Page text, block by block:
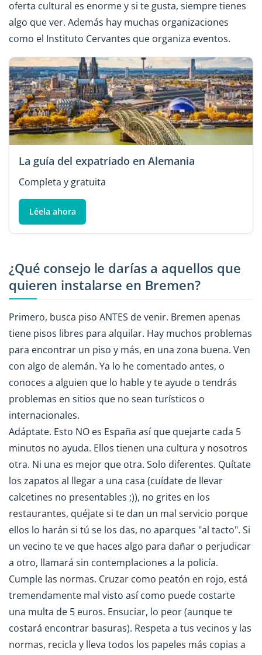
oferta cultural es enorme y si te gusta, siempre tienes
algo que ver. Además hay muchas organizaciones
como el Instituto Cervantes que organiza eventos.
La guía del expatriado en Alemania
Completa y gratuita
Léela ahora
¿Qué consejo le darías a aquellos que
quieren instalarse en Bremen?
Primero, busca piso ANTES de venir. Bremen apenas
tiene pisos libres para alquilar. Hay muchos problemas
para encontrar un piso y más, en una zona buena. Ven
con algo de alemán. Ya lo he comentado antes, o
conoces a alguien que lo hable y te ayude o tendrás
problemas en sitios que no sean turísticos o
internacionales.
Adáptate. Esto NO es España así que quejarte cada 5
minutos no ayuda. Ellos tienen una cultura y nosotros
otra. Ni una es mejor que otra. Solo diferentes. Quítate
los zapatos al llegar a una casa (cuídate de llevar
calcetines no presentables ;)), no grites en los
restaurantes, quéjate si te dan un mal servicio porque
ellos lo harán si tú se los das, no aparques "al tacto". Si
un vecino te ve que haces algo para dañar o perjudicar
a otro, llamará sin contemplaciones a la policía.
Cumple las normas. Cruzar como peatón en rojo, está
tremendamente mal visto así como puede costarte
una multa de 5 euros. Ensuciar, lo peor (aunque te
costará encontrar basuras). Respeta a tus vecinos y las
normas, recicla y lleva todos los papeles más copias a